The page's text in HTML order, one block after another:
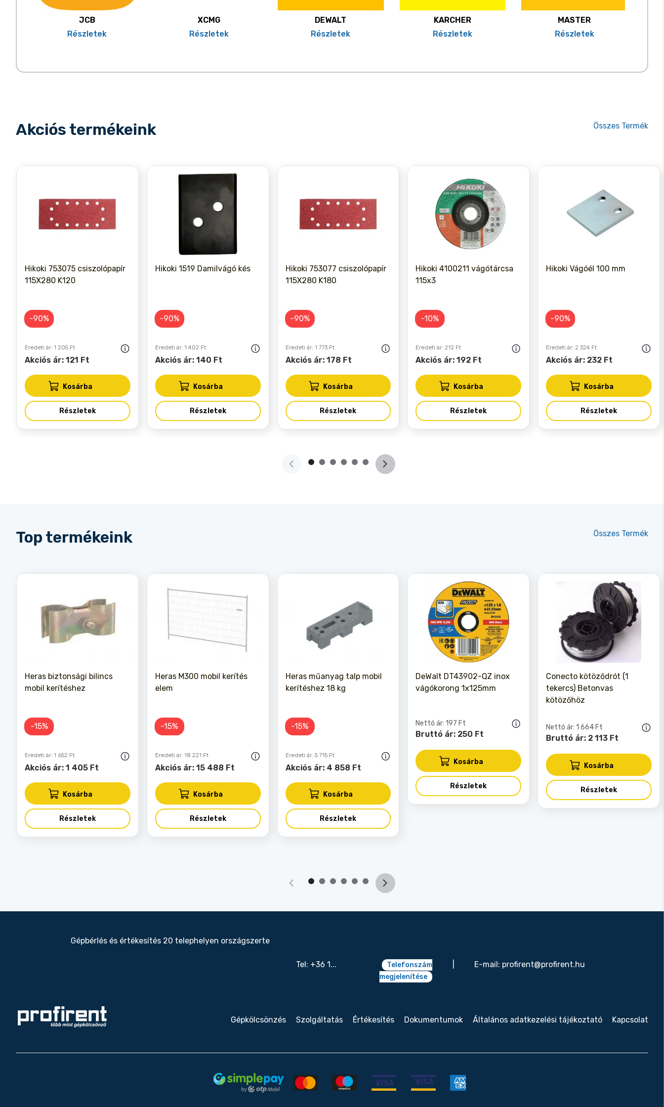
JCB
Részletek
XCMG
Részletek
DEWALT
Részletek
KARCHER
Részletek
MASTER
Részletek
Akciós termékeink Összes Termék
Hikoki 753075 csiszolópapír
115X280 K120
-90%
Eredeti ár: 1 205 Ft
Akciós ár: 121 Ft
Kosárba
Részletek
Hikoki 1519 Damilvágó kés
-90%
Eredeti ár: 1 402 Ft
Akciós ár: 140 Ft
Kosárba
Részletek
Hikoki 753077 csiszolópapír
115X280 K180
-90%
Eredeti ár: 1 773 Ft
Akciós ár: 178 Ft
Kosárba
Részletek
Hikoki 4100211 vágótárcsa
115x3
-10%
Eredeti ár: 212 Ft
Akciós ár: 192 Ft
Kosárba
Részletek
Hikoki Vágóél 100 mm
-90%
Eredeti ár: 2 324 Ft
Akciós ár: 232 Ft
Kosárba
Részletek
Top termékeink Összes Termék
Heras biztonsági bilincs
mobil kerítéshez
-15%
Eredeti ár: 1 652 Ft
Akciós ár: 1 405 Ft
Kosárba
Részletek
Heras M300 mobil kerítés
elem
-15%
Eredeti ár: 18 221 Ft
Akciós ár: 15 488 Ft
Kosárba
Részletek
Heras műanyag talp mobil
kerítéshez 18 kg
-15%
Eredeti ár: 5 715 Ft
Akciós ár: 4 858 Ft
Kosárba
Részletek
DeWalt DT43902-QZ inox
vágókorong 1x125mm
Nettó ár: 197 Ft
Bruttó ár: 250 Ft
Kosárba
Részletek
Conecto kötöződrót (1
tekercs) Betonvas
kötözőhöz
Nettó ár: 1 664 Ft
Bruttó ár: 2 113 Ft
Kosárba
Részletek
Gépbérlés és értékesítés 20 telephelyen országszerte
Tel: +36 1...
Telefonszám
megjelenítése
E-mail: profirent@profirent.hu
Gépkölcsönzés Szolgáltatás Értékesítés Dokumentumok Általános adatkezelési tájékoztató Kapcsolat